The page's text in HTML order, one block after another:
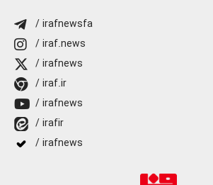
/ irafnewsfa
/ iraf.news
/ irafnews
/ iraf.ir
/ irafnews
/ irafir
/ irafnews